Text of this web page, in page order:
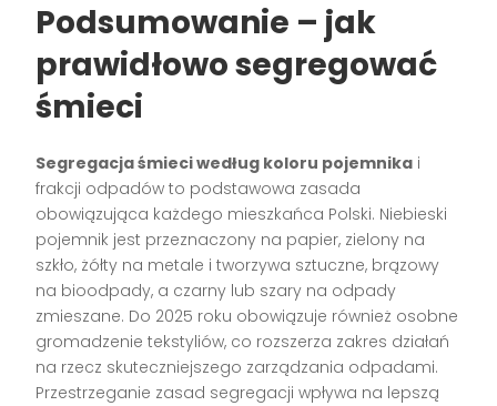
Podsumowanie – jak
prawidłowo segregować
śmieci
Segregacja śmieci według koloru pojemnika i
frakcji odpadów to podstawowa zasada
obowiązująca każdego mieszkańca Polski. Niebieski
pojemnik jest przeznaczony na papier, zielony na
szkło, żółty na metale i tworzywa sztuczne, brązowy
na bioodpady, a czarny lub szary na odpady
zmieszane. Do 2025 roku obowiązuje również osobne
gromadzenie tekstyliów, co rozszerza zakres działań
na rzecz skuteczniejszego zarządzania odpadami.
Przestrzeganie zasad segregacji wpływa na lepszą